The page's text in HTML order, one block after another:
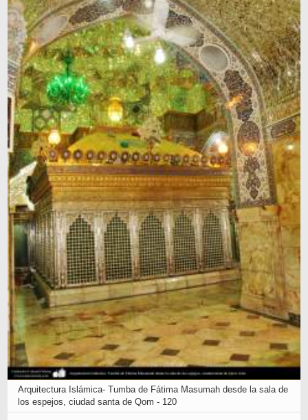
Arquitectura Islámica- Tumba de Fátima Masumah desde la sala de
los espejos, ciudad santa de Qom - 120